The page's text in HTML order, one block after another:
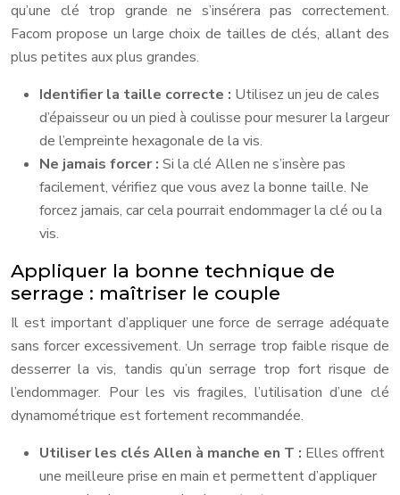
qu’une clé trop grande ne s’insérera pas correctement.
Facom propose un large choix de tailles de clés, allant des
plus petites aux plus grandes.
Identifier la taille correcte : Utilisez un jeu de cales
d’épaisseur ou un pied à coulisse pour mesurer la largeur
de l’empreinte hexagonale de la vis.
Ne jamais forcer : Si la clé Allen ne s’insère pas
facilement, vérifiez que vous avez la bonne taille. Ne
forcez jamais, car cela pourrait endommager la clé ou la
vis.
Appliquer la bonne technique de
serrage : maîtriser le couple
Il est important d’appliquer une force de serrage adéquate
sans forcer excessivement. Un serrage trop faible risque de
desserrer la vis, tandis qu’un serrage trop fort risque de
l’endommager. Pour les vis fragiles, l’utilisation d’une clé
dynamométrique est fortement recommandée.
Utiliser les clés Allen à manche en T : Elles offrent
une meilleure prise en main et permettent d’appliquer